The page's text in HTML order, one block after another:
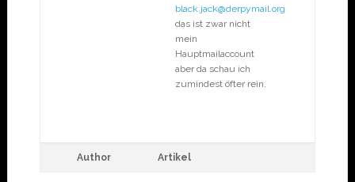
black.jack@derpymail.org
das ist zwar nicht
mein
Hauptmailaccount
aber da schau ich
zumindest öfter rein.
Author Artikel